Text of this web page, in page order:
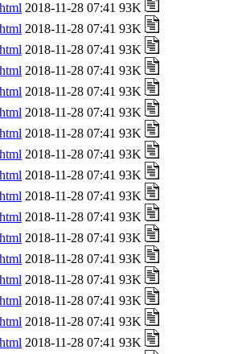
2018-11-28 07:41 93K
2018-11-28 07:41 93K
2018-11-28 07:41 93K
2018-11-28 07:41 93K
2018-11-28 07:41 93K
2018-11-28 07:41 93K
2018-11-28 07:41 93K
2018-11-28 07:41 93K
2018-11-28 07:41 93K
2018-11-28 07:41 93K
2018-11-28 07:41 93K
2018-11-28 07:41 93K
2018-11-28 07:41 93K
2018-11-28 07:41 93K
2018-11-28 07:41 93K
2018-11-28 07:41 93K
2018-11-28 07:41 93K